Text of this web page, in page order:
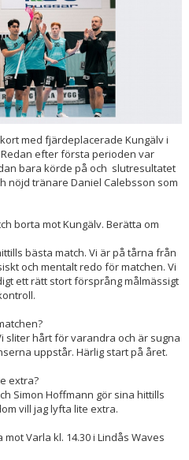
med fjärdeplacerade Kungälv i
efter första perioden var
bara körde på och slutresultatet
nöjd tränare Daniel Calebsson som
borta mot Kungälv. Berätta om
bästa match. Vi är på tårna från
och mentalt redo för matchen. Vi
ett rätt stort försprång målmässigt
sliter hårt för varandra och är sugna
uppstår. Härlig start på året.
extra?
Simon Hoffmann gör sina hittills
vill jag lyfta lite extra.
Varla kl. 14.30 i Lindås Waves